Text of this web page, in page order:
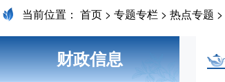
当前位置： 首页 > 专题专栏 > 热点专题 >
财政信息